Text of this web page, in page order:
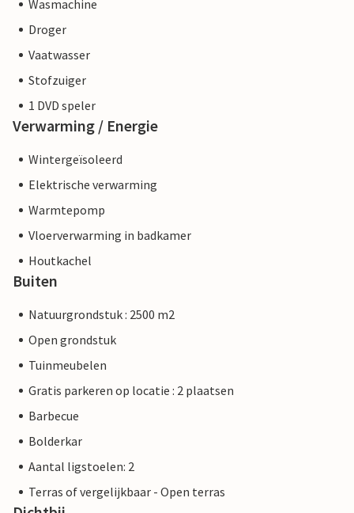
Wasmachine
Droger
Vaatwasser
Stofzuiger
1 DVD speler
Verwarming / Energie
Wintergeïsoleerd
Elektrische verwarming
Warmtepomp
Vloerverwarming in badkamer
Houtkachel
Buiten
Natuurgrondstuk : 2500 m2
Open grondstuk
Tuinmeubelen
Gratis parkeren op locatie : 2 plaatsen
Barbecue
Bolderkar
Aantal ligstoelen: 2
Terras of vergelijkbaar - Open terras